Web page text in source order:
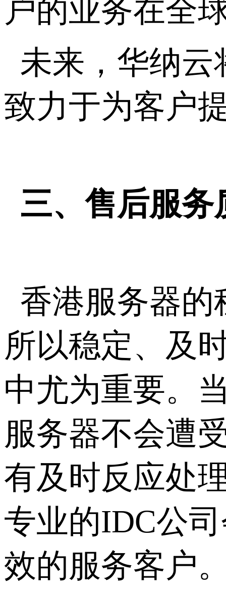
户的业务在全
未来，华纳
致力于为客户
三、售后服务
香港服务器的
所以稳定、及
中尤为重要。
服务器不会遭
有及时反应处
专业的IDC公
效的服务客户